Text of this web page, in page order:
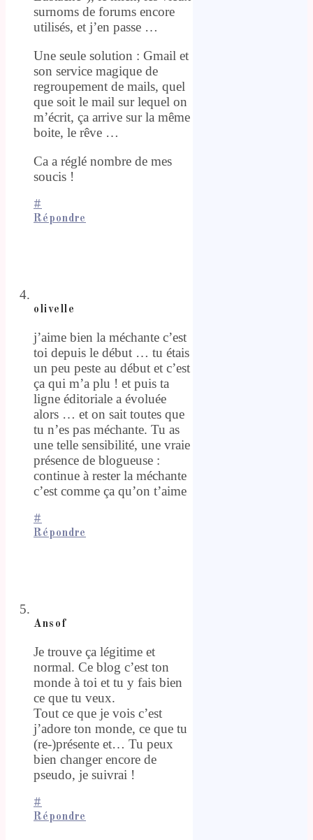
surnoms de forums encore
utilisés, et j’en passe …
Une seule solution : Gmail et
son service magique de
regroupement de mails, quel
que soit le mail sur lequel on
m’écrit, ça arrive sur la même
boite, le rêve …
Ca a réglé nombre de mes
soucis !
#
Répondre
olivelle
j’aime bien la méchante c’est
toi depuis le début … tu étais
un peu peste au début et c’est
ça qui m’a plu ! et puis ta
ligne éditoriale a évoluée
alors … et on sait toutes que
tu n’es pas méchante. Tu as
une telle sensibilité, une vraie
présence de blogueuse :
continue à rester la méchante
c’est comme ça qu’on t’aime
#
Répondre
Ansof
Je trouve ça légitime et
normal. Ce blog c’est ton
monde à toi et tu y fais bien
ce que tu veux.
Tout ce que je vois c’est
j’adore ton monde, ce que tu
(re-)présente et… Tu peux
bien changer encore de
pseudo, je suivrai !
#
Répondre